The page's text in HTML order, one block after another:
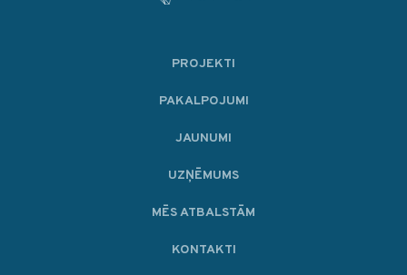
PROJEKTI
PAKALPOJUMI
JAUNUMI
UZŅĒMUMS
MĒS ATBALSTĀM
KONTAKTI